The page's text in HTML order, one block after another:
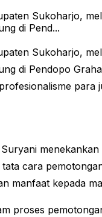
Sukoharjo,
di Pend...
Sukoharjo,
di Pendopo
cara
manfaat kepada
proses